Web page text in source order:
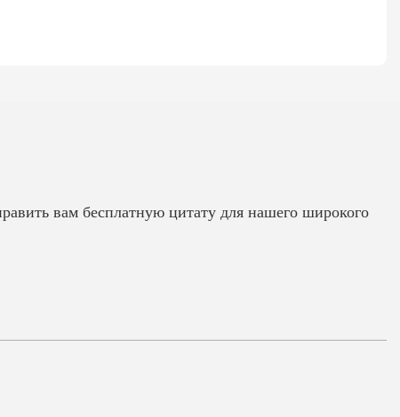
вам бесплатную цитату для нашего широкого